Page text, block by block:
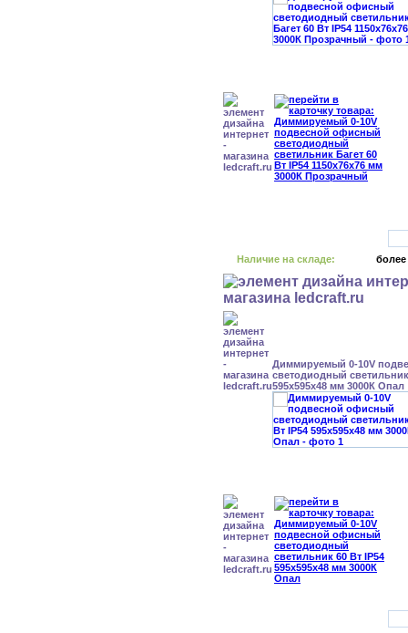
Наличие на складе: более
Диммируемый 0-10V
светодиодный
595x595x48 мм 3000К Опал